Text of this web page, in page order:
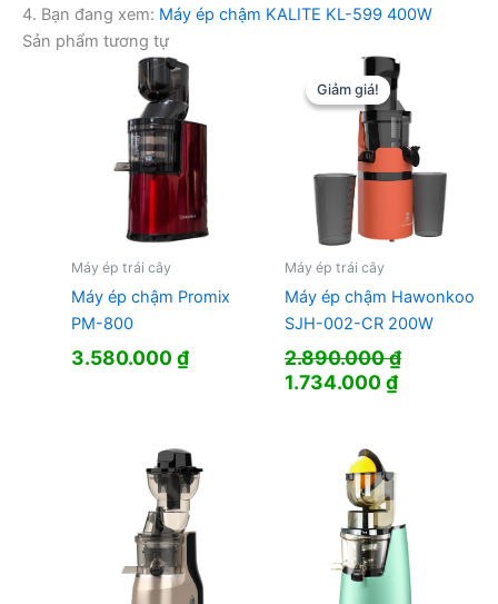
4. Bạn đang xem: Máy ép chậm KALITE KL-599 400W
Sản phẩm tương tự
Máy ép trái cây
Máy ép chậm Promix
PM-800
3.580.000₫
Giảm giá!
Giảm giá!
Máy ép trái cây
Máy ép chậm Hawonkoo
SJH-002-CR 200W
2.890.000₫
Giá
2.890.000 ₫.
1.734.000₫Giá
1.734.000